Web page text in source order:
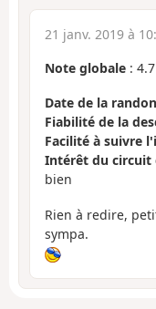
21 janv. 2019 à
Note globale : 4.7
Date de la
Fiabilité de la
Facilité à suivre
Intérêt du circuit
bien
Rien à redire,
sympa.